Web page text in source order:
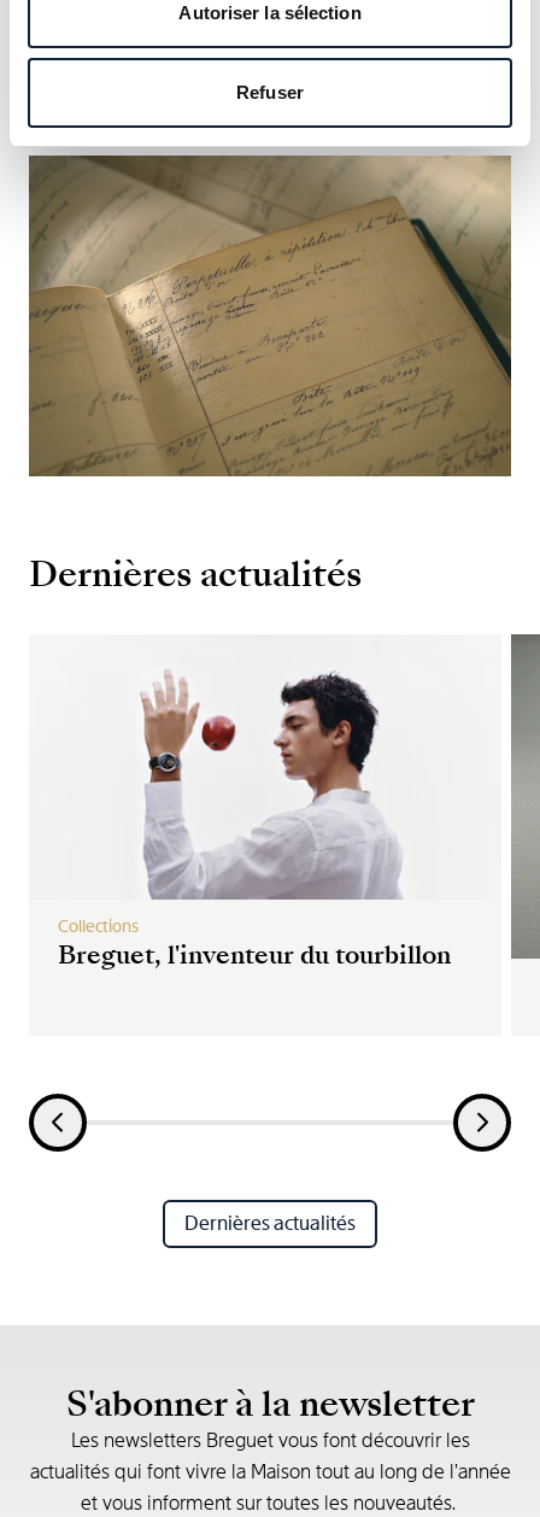
Autoriser la sélection
Refuser
notre héritage et saisissez l’occasion d’y inscrire le vôtre.
Dernières actualités
Breguet, l'inventeur du tourbillon
Collections
Dernières actualités
S'abonner à la newsletter
Les newsletters Breguet vous font découvrir les
actualités qui font vivre la Maison tout au long de l’année
et vous informent sur toutes les nouveautés.